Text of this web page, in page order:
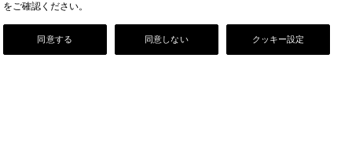
Our Story
をご確認ください。
クッキー設定
同意しない
同意する